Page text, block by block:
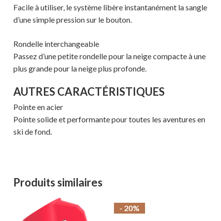
MAGASINER EN LIGNE
Facile à utiliser, le système libère instantanément la sangle
d’une simple pression sur le bouton.
Rondelle interchangeable
Passez d’une petite rondelle pour la neige compacte à une
plus grande pour la neige plus profonde.
AUTRES CARACTÉRISTIQUES
Pointe en acier
Pointe solide et performante pour toutes les aventures en
ski de fond.
Produits similaires
- 20%